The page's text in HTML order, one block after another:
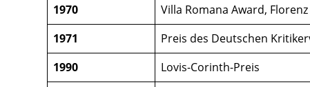
1970
Villa Romana Award, Florenz
1971
Preis des Deutschen
1990
Lovis-Corinth-Preis